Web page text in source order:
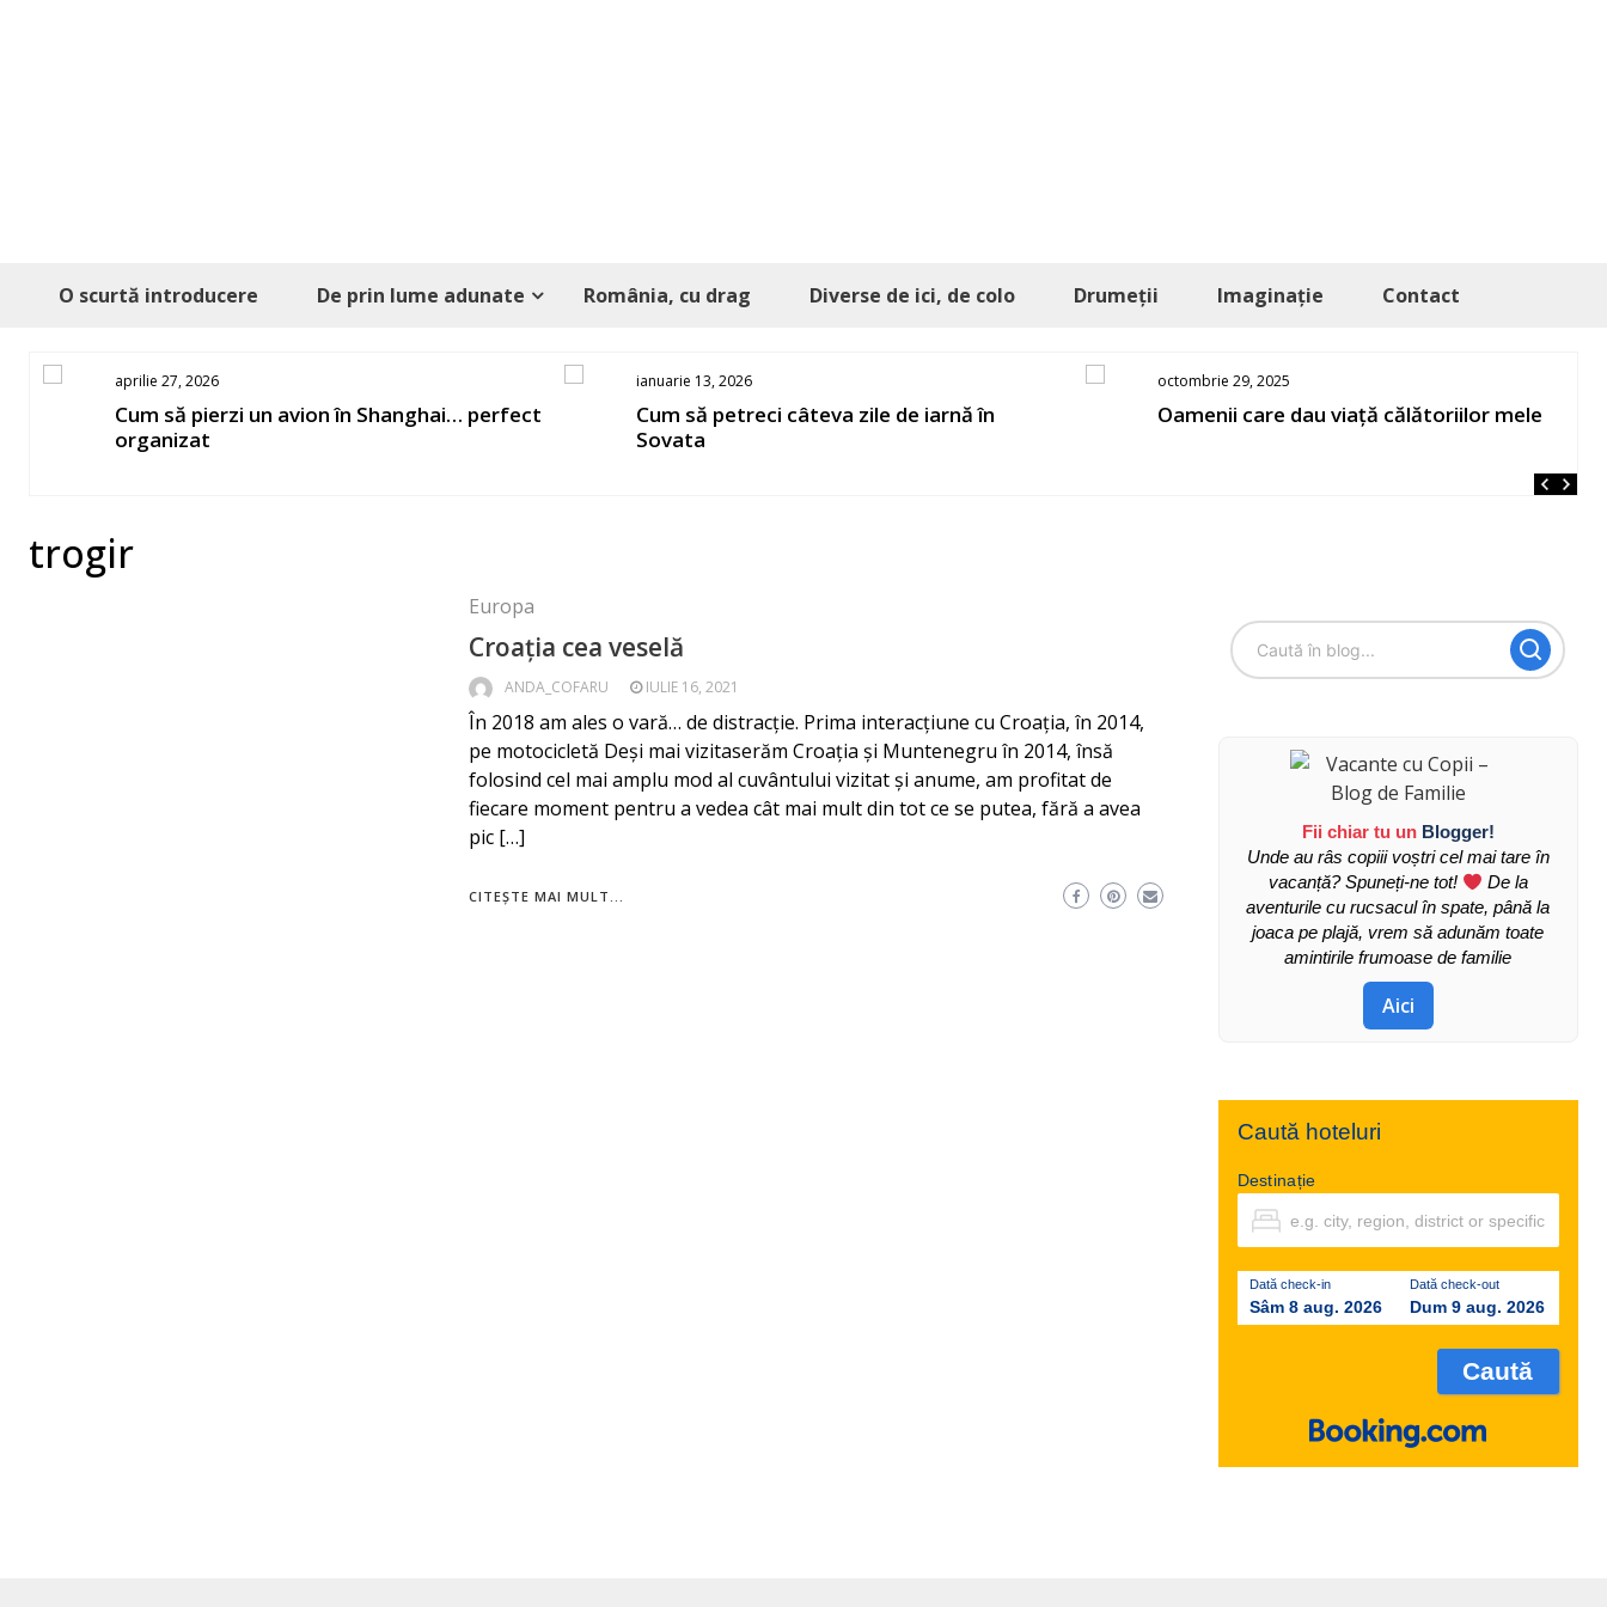
O scurtă introducere De prin lume adunate România, cu drag Diverse de ici, de colo Drumeții Imaginație Contact
aprilie 27, 2026
Cum să pierzi un avion în Shanghai… perfect
organizat
ianuarie 13, 2026
Cum să petreci câteva zile de iarnă în
Sovata
octombrie 29, 2025
Oamenii care dau viață călătoriilor mele
trogir
Europa
Croația cea veselă
ANDA_COFARU IULIE 16, 2021
În 2018 am ales o vară… de distracție. Prima interacțiune cu Croația, în 2014,
pe motocicletă Deși mai vizitaserăm Croația și Muntenegru în 2014, însă
folosind cel mai amplu mod al cuvântului vizitat și anume, am profitat de
fiecare moment pentru a vedea cât mai mult din tot ce se putea, fără a avea
pic […]
CITEȘTE MAI MULT...
Fii chiar tu un Blogger!
Unde au râs copiii voștri cel mai tare în
vacanță? Spuneți-ne tot!
De la
aventurile cu rucsacul în spate, până la
joaca pe plajă, vrem să adunăm toate
amintirile frumoase de familie
Aici
Caută hoteluri
Destinație
Dată check-in
Sâm 8 aug. 2026
Dată check-out
Dum 9 aug. 2026